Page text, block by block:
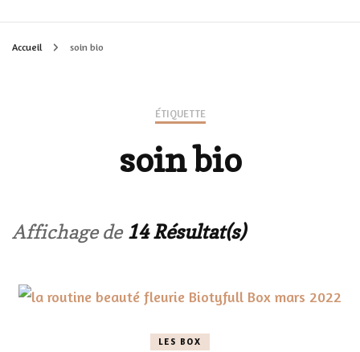
Accueil soin bio
ÉTIQUETTE
soin bio
Affichage de 14 Résultat(s)
LES BOX